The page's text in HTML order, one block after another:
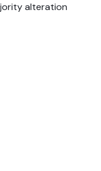
alteration